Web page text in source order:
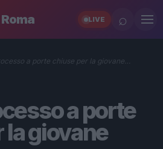
LIVE ⌕
a porte chiuse per la giovane…
a porte
giovane